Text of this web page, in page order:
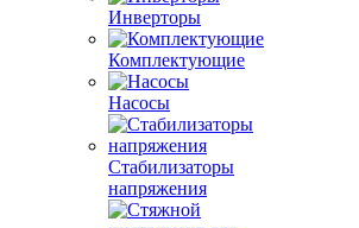
Инверторы
Комплектующие
Насосы
Стабилизаторы
напряжения